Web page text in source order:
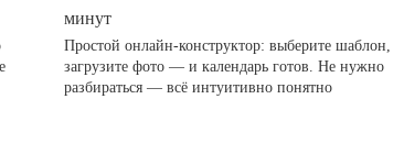
минут
Простой онлайн-конструктор: выберите шаблон,
загрузите фото — и календарь готов. Не нужно
разбираться — всё интуитивно понятно